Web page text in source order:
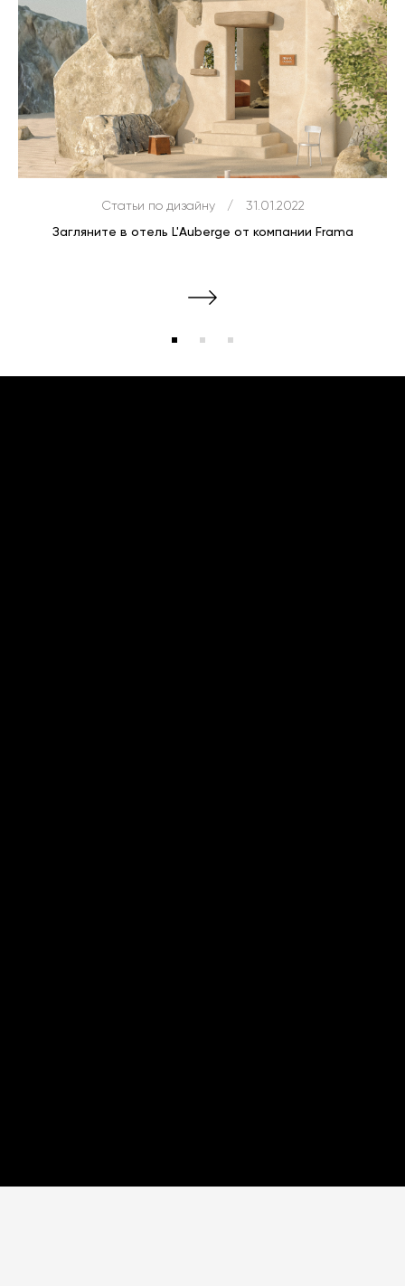
Статьи по дизайну / 31.01.2022
Загляните в отель L'Auberge от компании Frama